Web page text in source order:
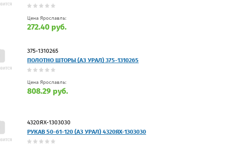
Цена Ярославль:
272.40 руб.
375-1310265
ПОЛОТНО ШТОРЫ (АЗ УРАЛ) 375-1310265
Цена Ярославль:
808.29 руб.
4320ЯХ-1303030
РУКАВ 50-61-120 (АЗ УРАЛ) 4320ЯХ-1303030